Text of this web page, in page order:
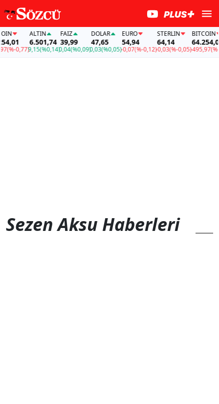
(%-0,77)
ALTIN
6.501,74
9,15(%0,14)
FAİZ
39,99
0,04(%0,09)
DOLAR
47,65
0,03(%0,05)
EURO
54,94
-0,07(%-0,12)
STERLIN
64,14
-0,03(%-0,05)
BITCOIN
-495,97(%-
Sezen Aksu Haberleri